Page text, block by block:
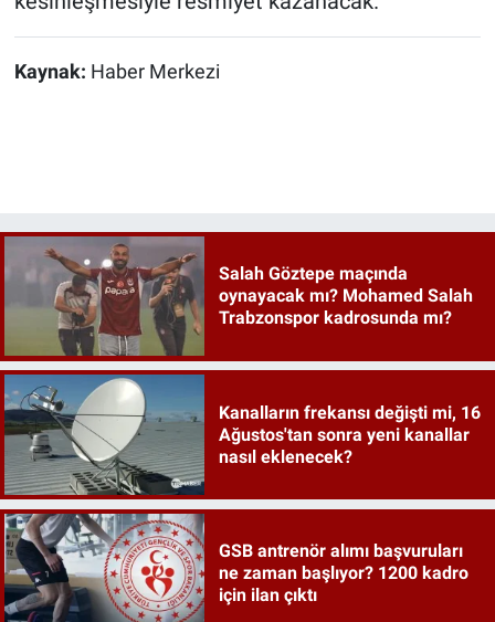
Kaynak: Haber Merkezi
Salah Göztepe maçında
oynayacak mı? Mohamed Salah
Trabzonspor kadrosunda mı?
Kanalların frekansı değişti mi, 16
Ağustos'tan sonra yeni kanallar
nasıl eklenecek?
GSB antrenör alımı başvuruları
ne zaman başlıyor? 1200 kadro
için ilan çıktı